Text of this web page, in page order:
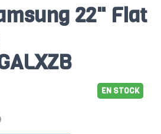
22" Flat
EN STOCK